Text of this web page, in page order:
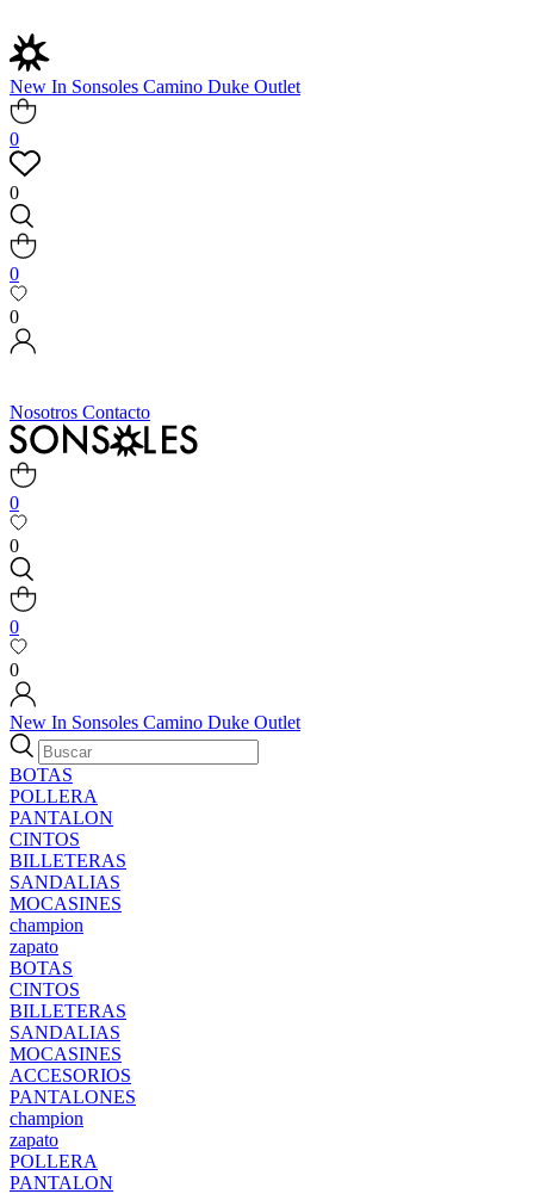
New In Sonsoles Camino Duke Outlet
0
0
0
0
Nosotros Contacto
0
0
0
0
New In Sonsoles Camino Duke Outlet
BOTAS
POLLERA
PANTALON
CINTOS
BILLETERAS
SANDALIAS
MOCASINES
champion
zapato
BOTAS
CINTOS
BILLETERAS
SANDALIAS
MOCASINES
ACCESORIOS
PANTALONES
champion
zapato
POLLERA
PANTALON